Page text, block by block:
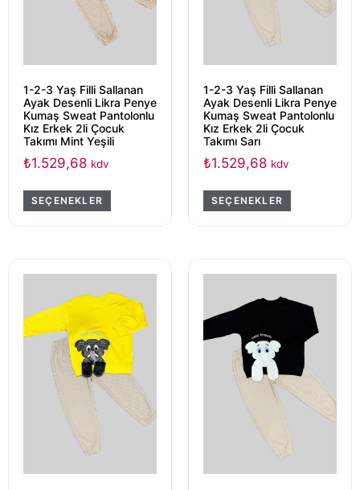
1-2-3 Yaş Filli Sallanan
Ayak Desenli Likra Penye
Kumaş Sweat Pantolonlu
Kız Erkek 2li Çocuk
Takımı Mint Yeşili
₺1.529,68 kdv
SEÇENEKLER
1-2-3 Yaş Filli Sallanan
Ayak Desenli Likra Penye
Kumaş Sweat Pantolonlu
Kız Erkek 2li Çocuk
Takımı Sarı
₺1.529,68 kdv
SEÇENEKLER